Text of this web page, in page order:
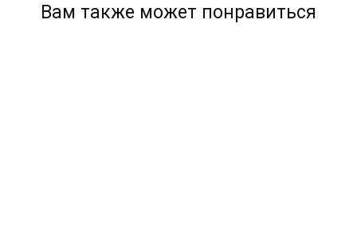
Вам также может понравиться